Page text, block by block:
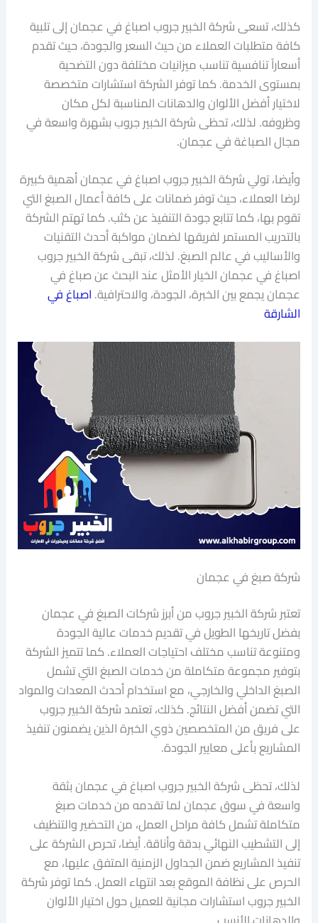
كذلك، تسعى شركة الخبير جروب اصباغ في عجمان إلى تلبية
كافة متطلبات العملاء من حيث السعر والجودة، حيث تقدم
أسعاراً تنافسية تناسب ميزانيات مختلفة دون التضحية
بمستوى الخدمة. كما توفر الشركة استشارات متخصصة
لاختيار أفضل الألوان والدهانات المناسبة لكل مكان
وظروفه. لذلك، تحظى شركة الخبير جروب بشهرة واسعة في
مجال الصباغة في عجمان.
وأيضا، تولي شركة الخبير جروب اصباغ في عجمان أهمية كبيرة
لرضا العملاء، حيث توفر ضمانات على كافة أعمال الصبغ التي
تقوم بها، كما تتابع جودة التنفيذ عن كثب. كما تهتم الشركة
بالتدريب المستمر لفريقها لضمان مواكبة أحدث التقنيات
والأساليب في عالم الصبغ. لذلك، تبقى شركة الخبير جروب
اصباغ في عجمان الخيار الأمثل عند البحث عن صباغ في
عجمان يجمع بين الخبرة، الجودة، والاحترافية. اصباغ في
الشارقة
شركة صبغ في عجمان
تعتبر شركة الخبير جروب من أبرز شركات الصبغ في عجمان
بفضل تاريخها الطويل في تقديم خدمات عالية الجودة
ومتنوعة تناسب مختلف احتياجات العملاء. كما تتميز الشركة
بتوفير مجموعة متكاملة من خدمات الصبغ التي تشمل
الصبغ الداخلي والخارجي، مع استخدام أحدث المعدات والمواد
التي تضمن أفضل النتائج. كذلك، تعتمد شركة الخبير جروب
على فريق من المتخصصين ذوي الخبرة الذين يضمنون تنفيذ
المشاريع بأعلى معايير الجودة.
لذلك، تحظى شركة الخبير جروب اصباغ في عجمان بثقة
واسعة في سوق عجمان لما تقدمه من خدمات صبغ
متكاملة تشمل كافة مراحل العمل، من التحضير والتنظيف
إلى التشطيب النهائي بدقة وأناقة. أيضا، تحرص الشركة على
تنفيذ المشاريع ضمن الجداول الزمنية المتفق عليها، مع
الحرص على نظافة الموقع بعد انتهاء العمل. كما توفر شركة
الخبير جروب استشارات مجانية للعميل حول اختيار الألوان